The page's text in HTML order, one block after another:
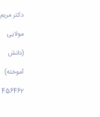
دکتر مریم
مولایی
(دانش
آموخته)